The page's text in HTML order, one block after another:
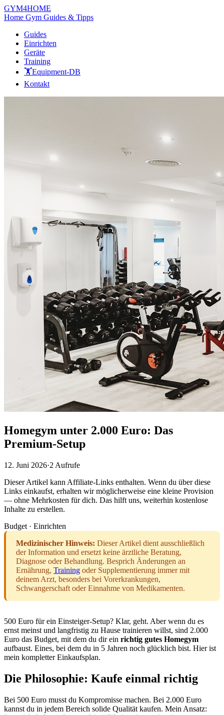
GYM4HOME
Home Gym Guides & Tipps
Guides
Einrichten
Geräte
Training
🏋️Equipment-DB
Kontakt
Homegym unter 2.000 Euro: Das
Premium-Setup
12. Juni 2026·2 Aufrufe
Dieser Artikel kann Affiliate-Links enthalten. Wenn du über diese
Links einkaufst, erhalten wir möglicherweise eine kleine Provision
— ohne Mehrkosten für dich. Das hilft uns, weiterhin kostenlose
Inhalte zu erstellen.
Budget · Einrichten
Medizinischer Hinweis: Dieser Artikel dient ausschließlich
der Information und ersetzt keine ärztliche Beratung,
Diagnose oder Behandlung. Besprich Änderungen an
Ernährung, Training oder Supplementierung immer mit
deinem Arzt, besonders bei Vorerkrankungen,
Schwangerschaft oder Einnahme von Medikamenten.
500 Euro für ein Einsteiger-Setup? Klar, geht. Aber wenn du es
ernst meinst und langfristig zu Hause trainieren willst, sind 2.000
Euro das Budget, mit dem du dir ein richtig gutes Homegym
aufbaust. Eines, bei dem du in 5 Jahren noch glücklich bist. Hier ist
mein kompletter Einkaufsplan.
Die Philosophie: Kaufe einmal richtig
Bei 500 Euro musst du Kompromisse machen. Bei 2.000 Euro
kannst du in jedem Bereich solide Qualität kaufen. Mein Ansatz: